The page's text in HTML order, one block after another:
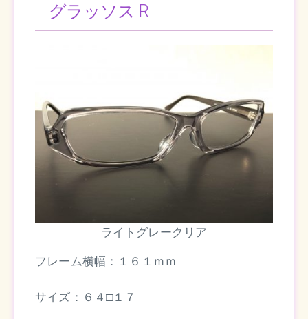
グラッソス R
ライトグレークリア
フレーム横幅：１６１ｍｍ
サイズ：６４□１７